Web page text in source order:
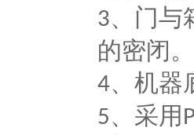
3、门与
的密闭。
4、机器
5、采用